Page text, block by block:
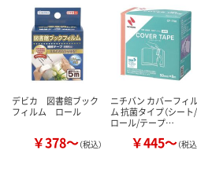
デビカ 図書館ブック
フィルム ロール
￥378～（税込）
ニチバン カバーフィ
ム 抗菌タイプ（シート/
ロール/テープ…
￥445～（税込